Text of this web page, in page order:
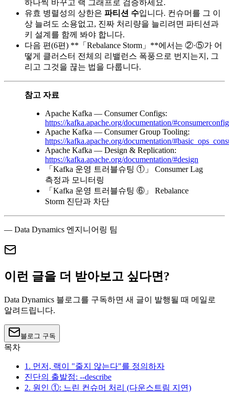
하나씩 바꾸고 랙 그래프로 검증하세요.
유효 병렬성의 상한은 파티션 수입니다. 컨슈머를 그 이
상 늘려도 소용없고, 진짜 처리량을 늘리려면 파티션과
키 설계를 함께 봐야 합니다.
다음 편(6편) **「Rebalance Storm」**에서는 ②·⑤가 어
떻게 클러스터 전체의 리밸런스 폭풍으로 번지는지, 그
리고 그것을 끊는 법을 다룹니다.
참고 자료
Apache Kafka — Consumer Configs:
https://kafka.apache.org/documentation/
Apache Kafka — Consumer Group Tooling:
https://kafka.apache.org/documentation/
Apache Kafka — Design & Replication:
https://kafka.apache.org/documentation/#design
「Kafka 운영 트러블슈팅 ①」 Consumer Lag
측정과 모니터링
「Kafka 운영 트러블슈팅 ⑥」 Rebalance
Storm 진단과 차단
— Data Dynamics 엔지니어링 팀
이런 글을 더 받아보고 싶다면?
Data Dynamics 블로그를 구독하면 새 글이 발행될 때 메일로
알려드립니다.
블로그 구독
목차
1. 먼저, 랙이 "줄지 않는다"를 정의하자
진단의 출발점: --describe
2. 원인 ①: 느린 컨슈머 처리 (다운스트림 지연)